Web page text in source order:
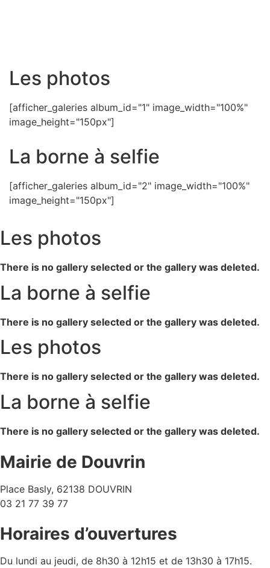
Les photos
[afficher_galeries album_id="1" image_width="100%"
image_height="150px"]
La borne à selfie
[afficher_galeries album_id="2" image_width="100%"
image_height="150px"]
Les photos
There is no gallery selected or the gallery was deleted.
La borne à selfie
There is no gallery selected or the gallery was deleted.
Les photos
There is no gallery selected or the gallery was deleted.
La borne à selfie
There is no gallery selected or the gallery was deleted.
Mairie de Douvrin
Place Basly, 62138 DOUVRIN
03 21 77 39 77
Horaires d’ouvertures
Du lundi au jeudi, de 8h30 à 12h15 et de 13h30 à 17h15.